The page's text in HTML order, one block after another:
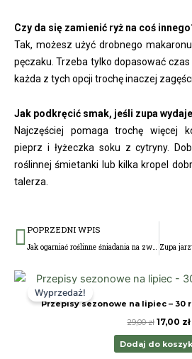
Czy da się zamienić ryż na coś
Tak, możesz użyć drobnego
pęczaku. Trzeba tylko dopasować
każda z tych opcji trochę inaczej
Jak podkręcić smak, jeśli zupa
Najczęściej pomaga trochę więcej
pieprz i łyżeczka soku z cytryny.
roślinnej śmietanki lub kilka kropel
talerza.
Prev
POPRZEDNI WPIS
Jak ogarniać roślinne śniadania na zwykły dzień, żeby były szybkie i sycące?
Wyprzedaż!
Przepisy sezonowe na lipiec – 30
29,00zł
cena
29,00 zł.
17,00 zł
Dodaj do